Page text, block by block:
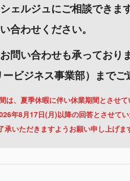
ェルジュにご相談できま
合わせください。
問い合わせも承っており
ビジネス事業部）までご
、夏季休暇に伴い休業期間とさせて
年8月17日(月)以降の回答とさせてい
いただきますようお願い申し上げま